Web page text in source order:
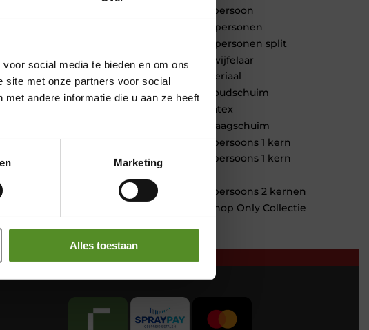
social media te bieden en om ons
site met onze partners voor social
andere informatie die u aan ze heeft
Marketing
Alles toestaan
1 persoon
2 personen
2 personen split
Twijfelaar
Materiaal
Koudschuim
Latex
Traagschuim
Tweepersoons 1 kern
Tweepersoons 1 kern
Tweepersoons 2 kernen
Webshop Only Collectie